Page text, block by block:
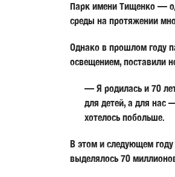
Парк имени Тищенко —
среды на протяжении
Однако в прошлом году
освещением, поставили
— Я родилась и 70
для детей, а для нас
хотелось побольше.
В этом и следующем
выделялось 70